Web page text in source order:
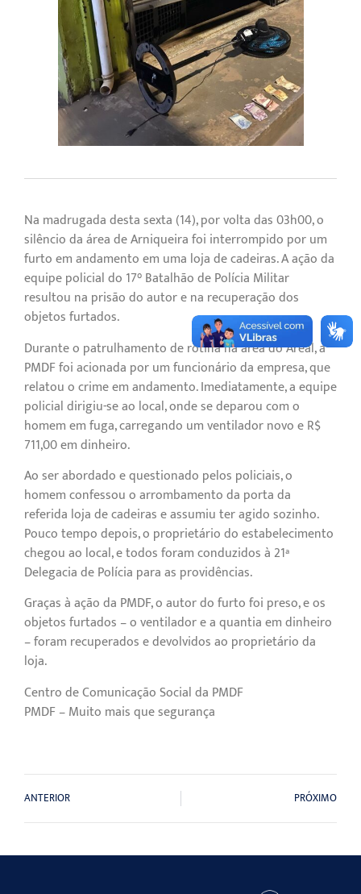
Na madrugada desta sexta (14), por volta das 03h00, o
silêncio da área de Arniqueira foi interrompido por um
furto em andamento em uma loja de cadeiras. A ação da
equipe policial do 17° Batalhão de Polícia Militar
resultou na prisão do autor e na recuperação dos
objetos furtados.
Durante o patrulhamento de rotina na área do Areal, a
PMDF foi acionada por um funcionário da empresa, que
relatou o crime em andamento. Imediatamente, a equipe
policial dirigiu-se ao local, onde se deparou com o
homem em fuga, carregando um ventilador novo e R$
711,00 em dinheiro.
Ao ser abordado e questionado pelos policiais, o
homem confessou o arrombamento da porta da
referida loja de cadeiras e assumiu ter agido sozinho.
Pouco tempo depois, o proprietário do estabelecimento
chegou ao local, e todos foram conduzidos à 21ª
Delegacia de Polícia para as providências.
Graças à ação da PMDF, o autor do furto foi preso, e os
objetos furtados – o ventilador e a quantia em dinheiro
– foram recuperados e devolvidos ao proprietário da
loja.
Centro de Comunicação Social da PMDF
PMDF – Muito mais que segurança
ANTERIOR PRÓXIMO